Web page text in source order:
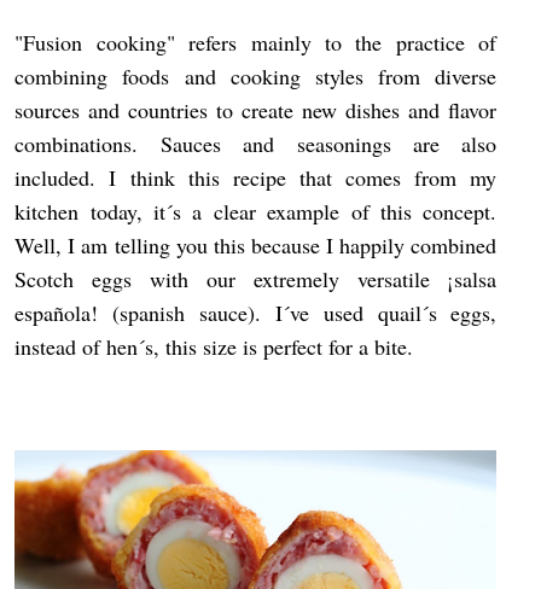
"Fusion cooking" refers mainly to the practice of
combining foods and cooking styles from diverse
sources and countries to create new dishes and flavor
combinations. Sauces and seasonings are also
included. I think this recipe that comes from my
kitchen today, it´s a clear example of this concept.
Well, I am telling you this because I happily combined
Scotch eggs with our extremely versatile ¡salsa
española! (spanish sauce). I´ve used quail´s eggs,
instead of hen´s, this size is perfect for a bite.